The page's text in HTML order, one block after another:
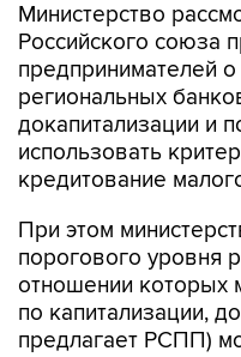
Министерство
Российского союза
предпринимателей
региональных
докапитализации и
использовать
кредитование
При этом
порогового уровня
отношении которых
по капитализации,
предлагает РСПП)